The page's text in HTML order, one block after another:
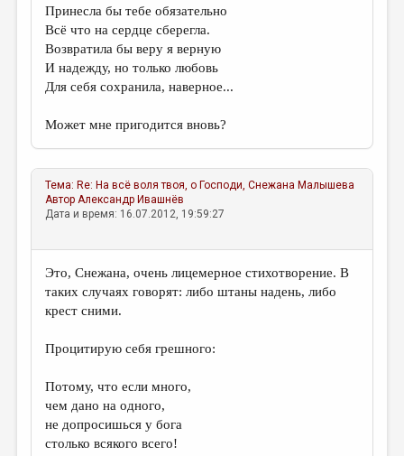
Принесла бы тебе обязательно
Всё что на сердце сберегла.
Возвратила бы веру я верную
И надежду, но только любовь
Для себя сохранила, наверное...
Может мне пригодится вновь?
Тема: Re: На всё воля твоя, о Господи, Снежана Малышева
АвторАлександр Ивашнёв
Дата и время: 16.07.2012, 19:59:27
Это, Снежана, очень лицемерное стихотворение. В
таких случаях говорят: либо штаны надень, либо
крест сними.
Процитирую себя грешного:
Потому, что если много,
чем дано на одного,
не допросишься у бога
столько всякого всего!